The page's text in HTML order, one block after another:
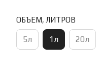
ОБЪЕМ, ЛИТРОВ
5л 1л 20л